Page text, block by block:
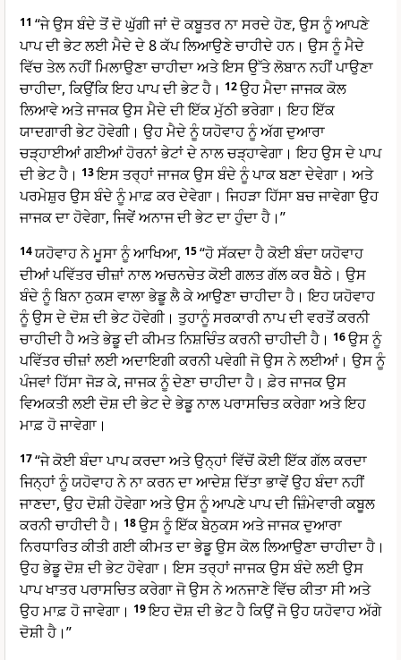
11 “ਜੇ ਉਸ ਬੰਦੇ ਤੋਂ ਦੋ ਘੁੱਗੀ ਜਾਂ ਦੋ ਕਬੂਤਰ ਨਾ ਸਰਦੇ ਹੋਣ, ਉਸ ਨੂੰ ਆਪਣੇ
ਪਾਪ ਦੀ ਭੇਟ ਲਈ ਮੈਦੇ ਦੇ 8 ਕੱਪ ਲਿਆਉਣੇ ਚਾਹੀਦੇ ਹਨ। ਉਸ ਨੂੰ ਮੈਦੇ
ਵਿੱਚ ਤੇਲ ਨਹੀਂ ਮਿਲਾਉਣਾ ਚਾਹੀਦਾ ਅਤੇ ਇਸ ਉੱਤੇ ਲੋਬਾਨ ਨਹੀਂ ਪਾਉਣਾ
ਚਾਹੀਦਾ, ਕਿਉਂਕਿ ਇਹ ਪਾਪ ਦੀ ਭੇਟ ਹੈ। 12ਉਹ ਮੈਦਾ ਜਾਜਕ ਕੋਲ
ਲਿਆਵੇ ਅਤੇ ਜਾਜਕ ਉਸ ਮੈਦੇ ਦੀ ਇੱਕ ਮੁੱਠੀ ਭਰੇਗਾ। ਇਹ ਇੱਕ
ਯਾਦਗਾਰੀ ਭੇਟ ਹੋਵੇਗੀ। ਉਹ ਮੈਦੇ ਨੂੰ ਯਹੋਵਾਹ ਨੂੰ ਅੱਗ ਦੁਆਰਾ
ਚੜ੍ਹਾਈਆਂ ਗਈਆਂ ਹੋਰਨਾਂ ਭੇਟਾਂ ਦੇ ਨਾਲ ਚੜ੍ਹਾਵੇਗਾ। ਇਹ ਉਸ ਦੇ ਪਾਪ
ਦੀ ਭੇਟ ਹੈ। 13ਇਸ ਤਰ੍ਹਾਂ ਜਾਜਕ ਉਸ ਬੰਦੇ ਨੂੰ ਪਾਕ ਬਣਾ ਦੇਵੇਗਾ। ਅਤੇ
ਪਰਮੇਸ਼ੁਰ ਉਸ ਬੰਦੇ ਨੂੰ ਮਾਫ਼ ਕਰ ਦੇਵੇਗਾ। ਜਿਹੜਾ ਹਿੱਸਾ ਬਚ ਜਾਵੇਗਾ ਉਹ
ਜਾਜਕ ਦਾ ਹੋਵੇਗਾ, ਜਿਵੇਂ ਅਨਾਜ ਦੀ ਭੇਟ ਦਾ ਹੁੰਦਾ ਹੈ।”
14ਯਹੋਵਾਹ ਨੇ ਮੂਸਾ ਨੂੰ ਆਖਿਆ, 15“ਹੋ ਸੱਕਦਾ ਹੈ ਕੋਈ ਬੰਦਾ ਯਹੋਵਾਹ
ਦੀਆਂ ਪਵਿੱਤਰ ਚੀਜ਼ਾਂ ਨਾਲ ਅਚਨਚੇਤ ਕੋਈ ਗਲਤ ਗੱਲ ਕਰ ਬੈਠੇ। ਉਸ
ਬੰਦੇ ਨੂੰ ਬਿਨਾ ਨੁਕਸ ਵਾਲਾ ਭੇਡੂ ਲੈ ਕੇ ਆਉਣਾ ਚਾਹੀਦਾ ਹੈ। ਇਹ ਯਹੋਵਾਹ
ਨੂੰ ਉਸ ਦੇ ਦੋਸ਼ ਦੀ ਭੇਟ ਹੋਵੇਗੀ। ਤੁਹਾਨੂੰ ਸਰਕਾਰੀ ਨਾਪ ਦੀ ਵਰਤੋਂ ਕਰਨੀ
ਚਾਹੀਦੀ ਹੈ ਅਤੇ ਭੇਡੂ ਦੀ ਕੀਮਤ ਨਿਸ਼ਚਿੰਤ ਕਰਨੀ ਚਾਹੀਦੀ ਹੈ। 16ਉਸ ਨੂੰ
ਪਵਿੱਤਰ ਚੀਜ਼ਾਂ ਲਈ ਅਦਾਇਗੀ ਕਰਨੀ ਪਵੇਗੀ ਜੋ ਉਸ ਨੇ ਲਈਆਂ। ਉਸ ਨੂੰ
ਪੰਜਵਾਂ ਹਿੱਸਾ ਜੋੜ ਕੇ, ਜਾਜਕ ਨੂੰ ਦੇਣਾ ਚਾਹੀਦਾ ਹੈ। ਫ਼ੇਰ ਜਾਜਕ ਉਸ
ਵਿਅਕਤੀ ਲਈ ਦੋਸ਼ ਦੀ ਭੇਟ ਦੇ ਭੇਡੂ ਨਾਲ ਪਰਾਸਚਿਤ ਕਰੇਗਾ ਅਤੇ ਇਹ
ਮਾਫ਼ ਹੋ ਜਾਵੇਗਾ।
17“ਜੇ ਕੋਈ ਬੰਦਾ ਪਾਪ ਕਰਦਾ ਅਤੇ ਉਨ੍ਹਾਂ ਵਿੱਚੋਂ ਕੋਈ ਇੱਕ ਗੱਲ ਕਰਦਾ
ਜਿਨ੍ਹਾਂ ਨੂੰ ਯਹੋਵਾਹ ਨੇ ਨਾ ਕਰਨ ਦਾ ਆਦੇਸ਼ ਦਿੱਤਾ ਭਾਵੇਂ ਉਹ ਬੰਦਾ ਨਹੀਂ
ਜਾਣਦਾ, ਉਹ ਦੋਸ਼ੀ ਹੋਵੇਗਾ ਅਤੇ ਉਸ ਨੂੰ ਆਪਣੇ ਪਾਪ ਦੀ ਜ਼ਿੰਮੇਵਾਰੀ ਕਬੂਲ
ਕਰਨੀ ਚਾਹੀਦੀ ਹੈ। 18ਉਸ ਨੂੰ ਇੱਕ ਬੇਨੁਕਸ ਅਤੇ ਜਾਜਕ ਦੁਆਰਾ
ਨਿਰਧਾਰਿਤ ਕੀਤੀ ਗਈ ਕੀਮਤ ਦਾ ਭੇਡੂ ਉਸ ਕੋਲ ਲਿਆਉਣਾ ਚਾਹੀਦਾ ਹੈ।
ਉਹ ਭੇਡੂ ਦੋਸ਼ ਦੀ ਭੇਟ ਹੋਵੇਗਾ। ਇਸ ਤਰ੍ਹਾਂ ਜਾਜਕ ਉਸ ਬੰਦੇ ਲਈ ਉਸ
ਪਾਪ ਖਾਤਰ ਪਰਾਸਚਿਤ ਕਰੇਗਾ ਜੋ ਉਸ ਨੇ ਅਨਜਾਣੇ ਵਿੱਚ ਕੀਤਾ ਸੀ ਅਤੇ
ਉਹ ਮਾਫ਼ ਹੋ ਜਾਵੇਗਾ। 19ਇਹ ਦੋਸ਼ ਦੀ ਭੇਟ ਹੈ ਕਿਉਂ ਜੋ ਉਹ ਯਹੋਵਾਹ ਅੱਗੇ
ਦੋਸ਼ੀ ਹੈ।”